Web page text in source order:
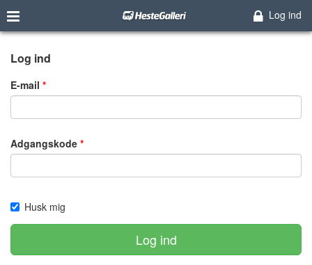
Log ind
Log ind
E-mail
Adgangskode
Husk mig
Log ind